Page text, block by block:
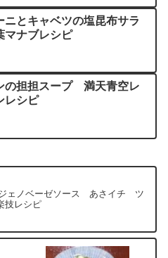
ニとキャベツの塩昆布サラ
ナブレシピ
の担担スープ 満天青空レ
レシピ
ェノベーゼソース あさイチ ツ
技レシピ